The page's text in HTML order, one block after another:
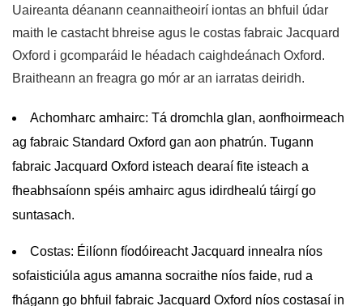
Uaireanta déanann ceannaitheoirí iontas an bhfuil údar
maith le castacht bhreise agus le costas fabraic Jacquard
Oxford i gcomparáid le héadach caighdeánach Oxford.
Braitheann an freagra go mór ar an iarratas deiridh.
Achomharc amhairc: Tá dromchla glan, aonfhoirmeach
ag fabraic Standard Oxford gan aon phatrún. Tugann
fabraic Jacquard Oxford isteach dearaí fite isteach a
fheabhsaíonn spéis amhairc agus idirdhealú táirgí go
suntasach.
Costas: Éilíonn fíodóireacht Jacquard innealra níos
sofaisticiúla agus amanna socraithe níos faide, rud a
fhágann go bhfuil fabraic Jacquard Oxford níos costasaí in